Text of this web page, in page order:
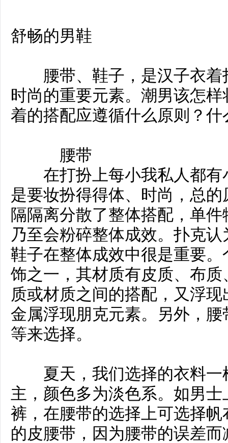
舒畅的男鞋
腰带、鞋子，是汉子衣着
时尚的重要元素。潮男该怎
着的搭配应遵循什么原则？
腰带
在打扮上每小我私人都有
是要妆扮得得体、时尚，总的
隔隔离分散了整体搭配，单
乃至会粉碎整体成效。扑克
鞋子在整体成效中很是重要
饰之一，其材质有皮质、布
质或材质之间的搭配，又浮
金属浮现朋克元素。另外，
等来选择。
夏天，我们选择的衣料一
主，颜色多为淡色系。如男
裤，在腰带的选择上可选择
的皮腰带，因为腰带的误差